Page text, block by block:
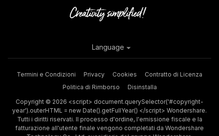
Termini e Condizioni Privacy Cookies
Contratto di Licenza
Politica di Rimborso
Disinstalla
Copyright © 2026 <script> document.querySelector('#copyright-
year').outerHTML = new Date().getFullYear() </script> Wondershare.
Tutti i diritti riservati. Il processo d'ordine, l'emissione fiscale e la
fatturazione all'utente finale vengono completati da Wondershare
Language